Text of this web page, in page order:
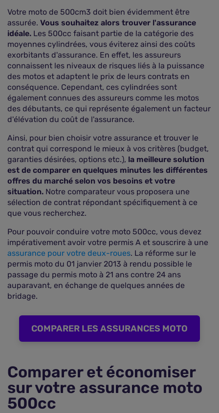
Votre moto de 500cm3 doit bien évidemment être
assurée. Vous souhaitez alors trouver l'assurance
idéale. Les 500cc faisant partie de la catégorie des
moyennes cylindrées, vous éviterez ainsi des coûts
exorbitants d'assurance. En effet, les assureurs
connaissent les niveaux de risques liés à la puissance
des motos et adaptent le prix de leurs contrats en
conséquence. Cependant, ces cylindrées sont
également connues des assureurs comme les motos
des débutants, ce qui représente également un facteur
d'élévation du coût de l'assurance.
Ainsi, pour bien choisir votre assurance et trouver le
contrat qui correspond le mieux à vos critères (budget,
garanties désirées, options etc.), la meilleure solution
est de comparer en quelques minutes les différentes
offres du marché selon vos besoins et votre
situation. Notre comparateur vous proposera une
sélection de contrat répondant spécifiquement à ce
que vous recherchez.
Pour pouvoir conduire votre moto 500cc, vous devez
impérativement avoir votre permis A et souscrire à une
assurance pour votre deux-roues. La réforme sur le
permis moto du 01 janvier 2013 à rendu possible le
passage du permis moto à 21 ans contre 24 ans
auparavant, en échange de quelques années de
bridage.
COMPARER LES ASSURANCES MOTO
Comparer et économiser
sur votre assurance moto
500cc